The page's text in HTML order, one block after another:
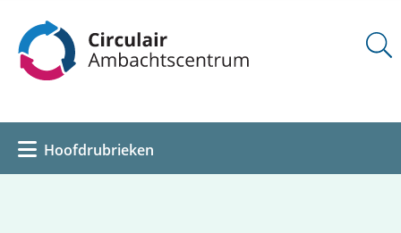
deze
website
worden
of
geweigerd.
Hoofdrubrieken